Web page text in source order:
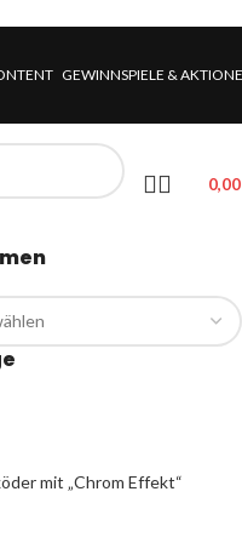
GEWINNSPIELE &
mit „Chrom Effekt“